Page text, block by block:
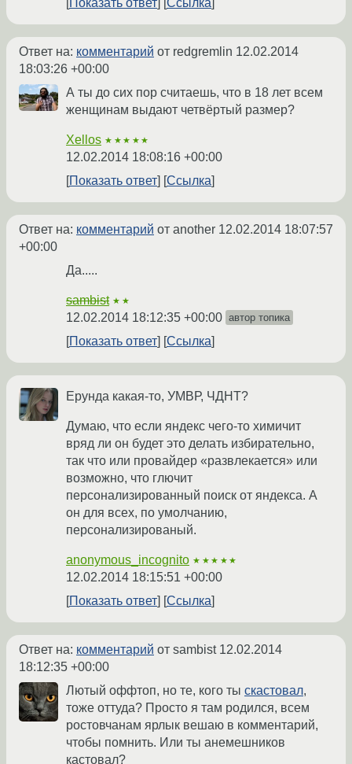
Показать ответ Ссылка
Ответ на: комментарий от redgremlin 12.02.2014
18:03:26 +00:00
А ты до сих пор считаешь, что в 18 лет всем
женщинам выдают четвёртый размер?
Xellos ★★★★★
12.02.2014 18:08:16 +00:00
Показать ответ
Ссылка
Ответ на: комментарий от another 12.02.2014 18:07:57
+00:00
Да.....
sambist ★★
12.02.2014 18:12:35 +00:00 автор топика
Показать ответ Ссылка
Ерунда какая-то, УМВР, ЧДНТ?
Думаю, что если яндекс чего-то химичит
вряд ли он будет это делать избирательно,
так что или провайдер «развлекается» или
возможно, что глючит
персонализированный поиск от яндекса. А
он для всех, по умолчанию,
персонализированый.
anonymous_incognito ★★★★★
12.02.2014 18:15:51 +00:00
Показать ответ
Ссылка
Ответ на: комментарий от sambist 12.02.2014
18:12:35 +00:00
Лютый оффтоп, но те, кого ты скастовал,
тоже оттуда? Просто я там родился, всем
ростовчанам ярлык вешаю в комментарий,
чтобы помнить. Или ты анемешников
кастовал?